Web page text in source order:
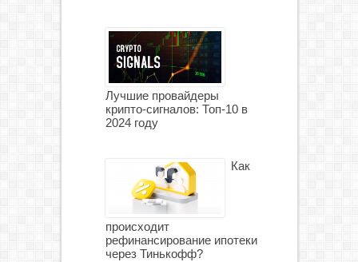
Лучшие провайдеры
крипто-сигналов: Топ-10 в
2024 году
Как
происходит
рефинансирование ипотеки
через Тинькофф?